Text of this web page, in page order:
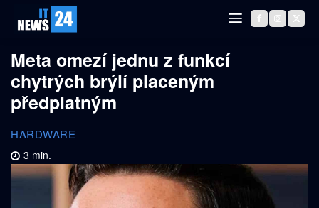
Meta omezí jednu z funkcí
chytrých brýlí placeným
předplatným
HARDWARE
3 min.